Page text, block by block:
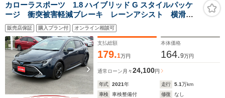
カローラスポーツ 1.8 ハイブリッド G スタイルパッケ
ージ 衝突被害軽減ブレーキ レーンアシスト 横滑り
防止装置 純正ナビ BT バックカメラ コーナーセン
サー ステリモ ドライブレコーダー LED シートヒ
ーター 純正アルミ 盗難防止装置
販売店保証 購入プラン付 オンライン相談可
支払総額
179.1万円
本体価格
164.9万円
通常ローン 月々24,100円
年式 2021年 走行 5.1万km
車検
車検整備付 修復
なし